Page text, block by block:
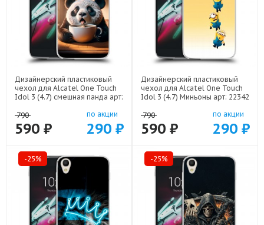
Дизайнерский пластиковый
чехол для Alcatel One Touch
Idol 3 (4.7) смешная панда арт:
790
590 ₽
по акции
290 ₽
Дизайнерский пластиковый
чехол для Alcatel One Touch
Idol 3 (4.7) Миньоны арт: 22342
790
590 ₽
по акции
290 ₽
-25% -25%